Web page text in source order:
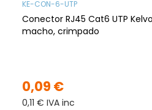
KE-CON-6-UTP
Conector RJ45 Cat6 UTP
macho, crimpado
0,09 €
0,11 € IVA inc